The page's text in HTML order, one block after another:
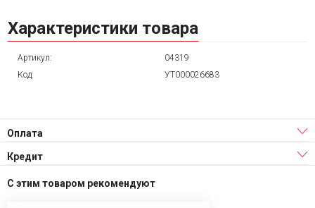
Характеристики товара
Артикул:
04319
Код:
УТ000026683
Оплата
Кредит
С этим товаром рекомендуют